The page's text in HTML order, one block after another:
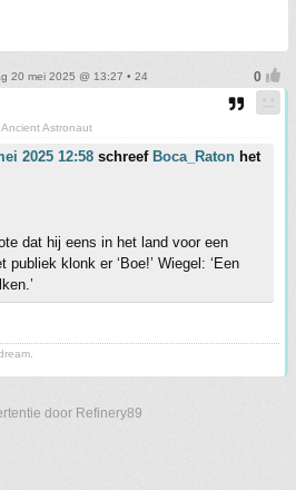
20 mei 2025 @ 13:27 • 24
Ancient Astronaut
2025 12:58 schreef Boca_Raton het
dat hij eens in het land voor een
klonk er ‘Boe!’ Wiegel: ‘Een
door Refinery89